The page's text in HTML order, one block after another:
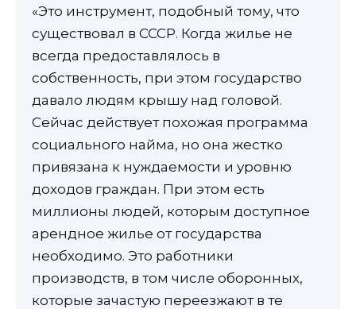
«Это инструмент, подобный тому, что
существовал в СССР. Когда жилье не
всегда предоставлялось в
собственность, при этом государство
давало людям крышу над головой.
Сейчас действует похожая программа
социального найма, но она жестко
привязана к нуждаемости и уровню
доходов граждан. При этом есть
миллионы людей, которым доступное
арендное жилье от государства
необходимо. Это работники
производств, в том числе оборонных,
которые зачастую переезжают в те